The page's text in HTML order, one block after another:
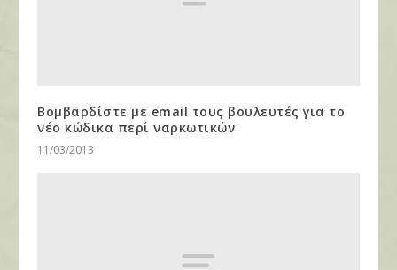
Βομβαρδίστε με email τους βουλευτές για το
νέο κώδικα περί ναρκωτικών
11/03/2013